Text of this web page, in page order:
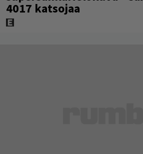
4017 katsojaa